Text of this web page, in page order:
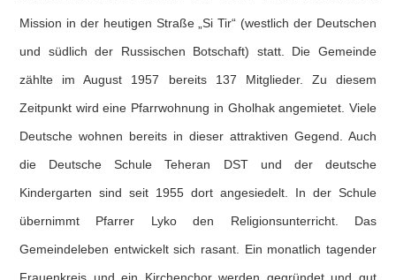
Mission in der heutigen Straße „Si Tir“ (westlich der Deutschen
und südlich der Russischen Botschaft) statt. Die Gemeinde
zählte im August 1957 bereits 137 Mitglieder. Zu diesem
Zeitpunkt wird eine Pfarrwohnung in Gholhak angemietet. Viele
Deutsche wohnen bereits in dieser attraktiven Gegend. Auch
die Deutsche Schule Teheran DST und der deutsche
Kindergarten sind seit 1955 dort angesiedelt. In der Schule
übernimmt Pfarrer Lyko den Religionsunterricht. Das
Gemeindeleben entwickelt sich rasant. Ein monatlich tagender